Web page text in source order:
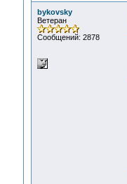
bykovsky
Ветеран
Сообщений: 2878